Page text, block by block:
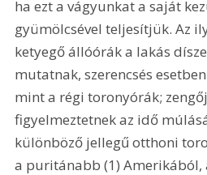
ha ezt a vágyunkat a saját
gyümölcsével teljesítjük. Az
ketyegő állóórák a lakás
mutatnak, szerencsés
mint a régi toronyórák;
figyelmeztetnek az idő
különböző jellegű otthoni
a puritánabb (1) Amerikából,